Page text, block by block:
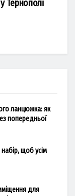
Тернополі
ланцюжка: як
попередньої
набір, щоб усім
для